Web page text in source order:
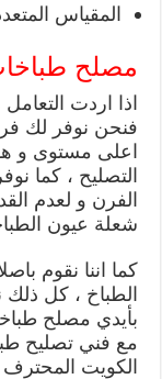
المقياس
مصلح
اذا اردت
فنحن نوفر لك
اعلى مستوى و
التصليح ، كما
الفرن و لعدم
شعلة عيون
كما اننا نقوم
الطباخ ، كل
بأيدي مصلح
مع فني تصليح
الكويت المحترف